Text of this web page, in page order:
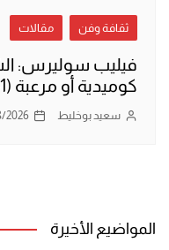
ثقافة وفن مقالات
فيليب سوليرس:
كوميدية أو مرعبة (1-2)
سعيد بوخليط 2026
المواضيع الأخيرة